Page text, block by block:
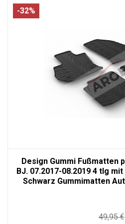
-32%
Design Gummi Fußmatten
BJ. 07.2017-08.2019 4 tlg
Schwarz Gummimatten
49,95 €